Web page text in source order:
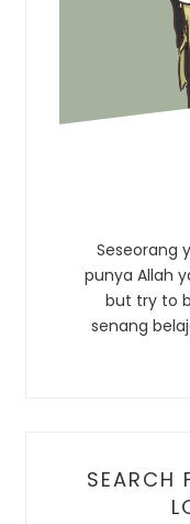
Seseorang
punya Allah
but try to
senang
SEARCH